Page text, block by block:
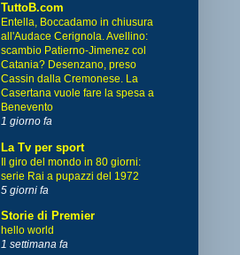
TuttoB.com
Entella, Boccadamo in chiusura
all'Audace Cerignola. Avellino:
scambio Patierno-Jimenez col
Catania? Desenzano, preso
Cassin dalla Cremonese. La
Casertana vuole fare la spesa a
Benevento
1 giorno fa
La Tv per sport
Il giro del mondo in 80 giorni:
serie Rai a pupazzi del 1972
5 giorni fa
Storie di Premier
hello world
1 settimana fa